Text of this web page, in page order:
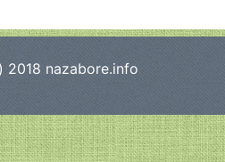
2018 nazabore.info